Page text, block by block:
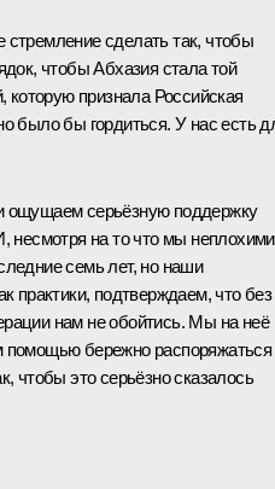
сделать так, чтобы
чтобы Абхазия стала той
которую признала Российская
было бы гордиться. У нас есть
серьёзную поддержку
несмотря на то что мы неплохими
семь лет, но наши
практики, подтверждаем, что без
нам не обойтись. Мы на неё
бережно распоряжаться
чтобы это серьёзно сказалось